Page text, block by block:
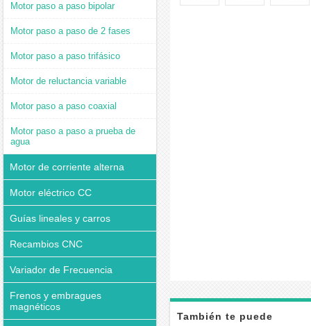
Motor paso a paso bipolar
Motor paso a paso de 2 fases
Motor paso a paso trifásico
Motor de reluctancia variable
Motor paso a paso coaxial
Motor paso a paso a prueba de
agua
Motor de corriente alterna
Motor eléctrico CC
Guías lineales y carros
Recambios CNC
Variador de Frecuencia
Frenos y embragues
magnéticos
También te puede